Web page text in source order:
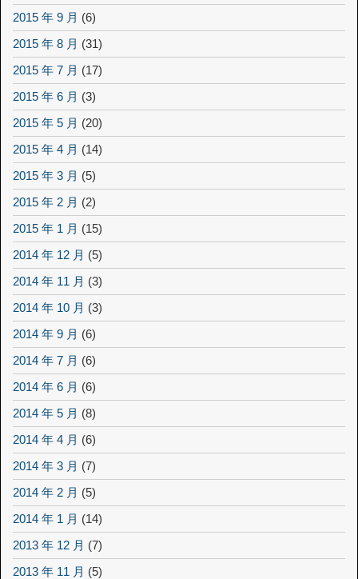
2015 年 9 月 (6)
2015 年 8 月 (31)
2015 年 7 月 (17)
2015 年 6 月 (3)
2015 年 5 月 (20)
2015 年 4 月 (14)
2015 年 3 月 (5)
2015 年 2 月 (2)
2015 年 1 月 (15)
2014 年 12 月 (5)
2014 年 11 月 (3)
2014 年 10 月 (3)
2014 年 9 月 (6)
2014 年 7 月 (6)
2014 年 6 月 (6)
2014 年 5 月 (8)
2014 年 4 月 (6)
2014 年 3 月 (7)
2014 年 2 月 (5)
2014 年 1 月 (14)
2013 年 12 月 (7)
2013 年 11 月 (5)